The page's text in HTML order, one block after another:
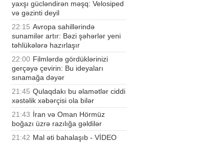
yaxşı gücləndirən məşq: Velosiped
və gəzinti deyil
22:15 Avropa sahillərində
sunamilər artır: Bəzi şəhərlər yeni
təhlükələrə hazırlaşır
22:00 Filmlərdə gördüklərinizi
gerçəyə çevirin: Bu ideyaları
sınamağa dəyər
21:45 Qulaqdakı bu əlamətlər ciddi
xəstəlik xəbərçisi ola bilər
21:43 İran və Oman Hörmüz
boğazı üzrə razılığa gəldilər
21:42 Mal əti bahalaşıb - VİDEO